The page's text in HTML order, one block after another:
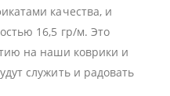
качества, и
16,5 гр/м. Это
на наши коврики и
служить и радовать